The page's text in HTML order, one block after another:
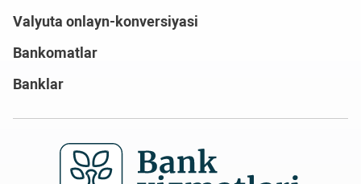
Valyuta onlayn-konversiyasi
Bankomatlar
Banklar